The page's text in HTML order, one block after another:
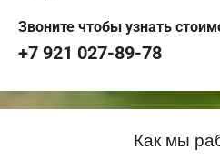
Звоните чтобы узнать
+7 921 027-89-78
Как мы